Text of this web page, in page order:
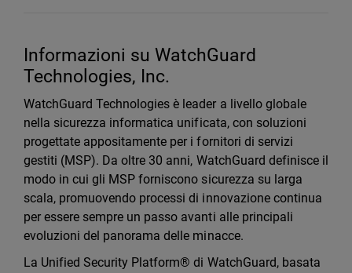
Informazioni su WatchGuard
Technologies, Inc.
WatchGuard Technologies è leader a livello globale
nella sicurezza informatica unificata, con soluzioni
progettate appositamente per i fornitori di servizi
gestiti (MSP). Da oltre 30 anni, WatchGuard definisce il
modo in cui gli MSP forniscono sicurezza su larga
scala, promuovendo processi di innovazione continua
per essere sempre un passo avanti alle principali
evoluzioni del panorama delle minacce.
La Unified Security Platform® di WatchGuard, basata